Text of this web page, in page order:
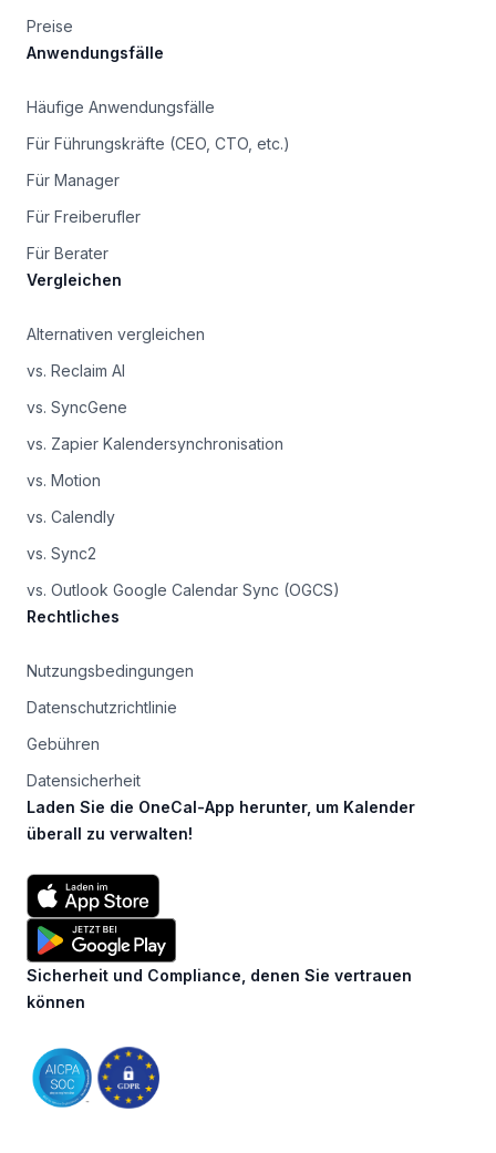
Preise
Anwendungsfälle
Häufige Anwendungsfälle
Für Führungskräfte (CEO, CTO, etc.)
Für Manager
Für Freiberufler
Für Berater
Vergleichen
Alternativen vergleichen
vs. Reclaim AI
vs. SyncGene
vs. Zapier Kalendersynchronisation
vs. Motion
vs. Calendly
vs. Sync2
vs. Outlook Google Calendar Sync (OGCS)
Rechtliches
Nutzungsbedingungen
Datenschutzrichtlinie
Gebühren
Datensicherheit
Laden Sie die OneCal-App herunter, um Kalender
überall zu verwalten!
Sicherheit und Compliance, denen Sie vertrauen
können